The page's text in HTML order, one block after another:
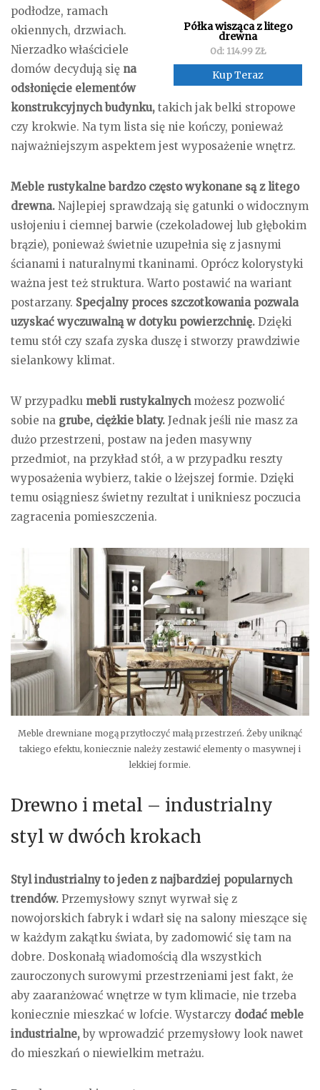
Półka wisząca z litego
drewna
Od: 114.99 ZŁ
Kup Teraz
podłodze, ramach
okiennych, drzwiach.
Nierzadko właściciele
domów decydują się na
odsłonięcie elementów
konstrukcyjnych budynku, takich jak belki stropowe
czy krokwie. Na tym lista się nie kończy, ponieważ
najważniejszym aspektem jest wyposażenie wnętrz.
Meble rustykalne bardzo często wykonane są z litego
drewna. Najlepiej sprawdzają się gatunki o widocznym
usłojeniu i ciemnej barwie (czekoladowej lub głębokim
brązie), ponieważ świetnie uzupełnia się z jasnymi
ścianami i naturalnymi tkaninami. Oprócz kolorystyki
ważna jest też struktura. Warto postawić na wariant
postarzany. Specjalny proces szczotkowania pozwala
uzyskać wyczuwalną w dotyku powierzchnię. Dzięki
temu stół czy szafa zyska duszę i stworzy prawdziwie
sielankowy klimat.
W przypadku mebli rustykalnychmożesz pozwolić
sobie na grube, ciężkie blaty. Jednak jeśli nie masz za
dużo przestrzeni, postaw na jeden masywny
przedmiot, na przykład stół, a w przypadku reszty
wyposażenia wybierz, takie o lżejszej formie. Dzięki
temu osiągniesz świetny rezultat i unikniesz poczucia
zagracenia pomieszczenia.
Meble drewniane mogą przytłoczyć małą przestrzeń. Żeby uniknąć
takiego efektu, koniecznie należy zestawić elementy o masywnej i
lekkiej formie.
Drewno i metal – industrialny
styl w dwóch krokach
Styl industrialny to jeden z najbardziej popularnych
trendów. Przemysłowy sznyt wyrwał się z
nowojorskich fabryk i wdarł się na salony mieszące się
w każdym zakątku świata, by zadomowić się tam na
dobre. Doskonałą wiadomością dla wszystkich
zauroczonych surowymi przestrzeniami jest fakt, że
aby zaaranżować wnętrze w tym klimacie, nie trzeba
koniecznie mieszkać w lofcie. Wystarczy dodać meble
industrialne, by wprowadzić przemysłowy look nawet
do mieszkań o niewielkim metrażu.